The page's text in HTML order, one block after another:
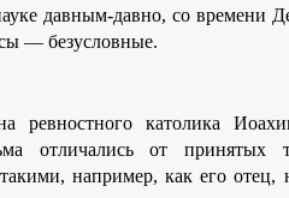
давным-давно, со времени
— безусловные.
ревностного католика
отличались от принятых
например, как его отец,